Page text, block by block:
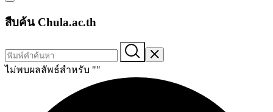
สืบค้น Chula.ac.th
ไม่พบผลลัพธ์สำหรับ ""